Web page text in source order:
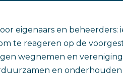
eigenaars en
te reageren op de
wegnemen en
en